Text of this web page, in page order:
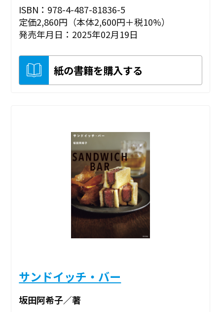
ISBN：978-4-487-81836-5
定価2,860円（本体2,600円＋税10%）
発売年月日：2025年02月19日
紙の書籍を購入する
サンドイッチ・バー
坂田阿希子／著